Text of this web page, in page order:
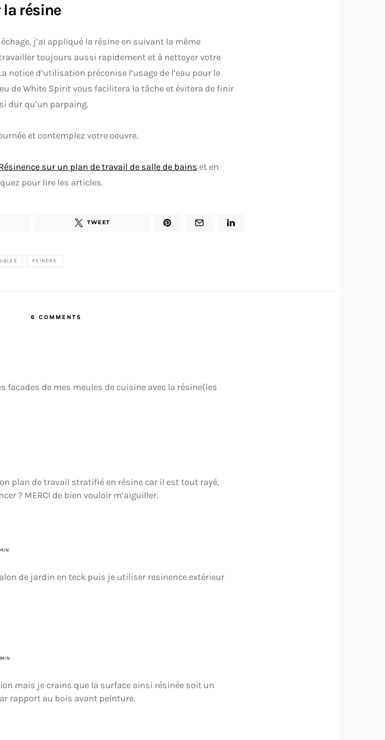
résine
j’ai appliqué la résine en suivant la même
travailler toujours aussi rapidement et à nettoyer votre
notice d’utilisation préconise l’usage de l’eau pour le
de White Spirit vous facilitera la tâche et évitera de finir
dur qu’un parpaing.
et contemplez votre oeuvre.
sur un plan de travail de salle de bains et en
pour lire les articles.
TWEET
PEINDRE
6 COMMENTS
facades de mes meules de cuisine avec la résine(les
plan de travail stratifié en résine car il est tout rayé,
? MERCI de bien vouloir m’aiguiller.
de jardin en teck puis je utiliser resinence extérieur
mais je crains que la surface ainsi résinée soit un
rapport au bois avant peinture.